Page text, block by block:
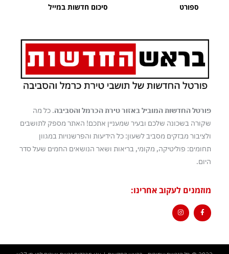
ספורט
סיכום חדשות במייל
פורטל החדשות המוביל באזור טירת הכרמל והסביבה. כל מה
שקורה בשכונה שלכם ובעיר שמעניין אתכם! האתר מספק לתושבים
ולציבור מבזקים מסביב לשעון: כל הידיעות והפרשנויות במגוון
תחומים: פוליטיקה, מקומי, בריאות ושאר הנושאים החמים שעל סדר
היום.
מוזמנים לעקוב אחרינו: